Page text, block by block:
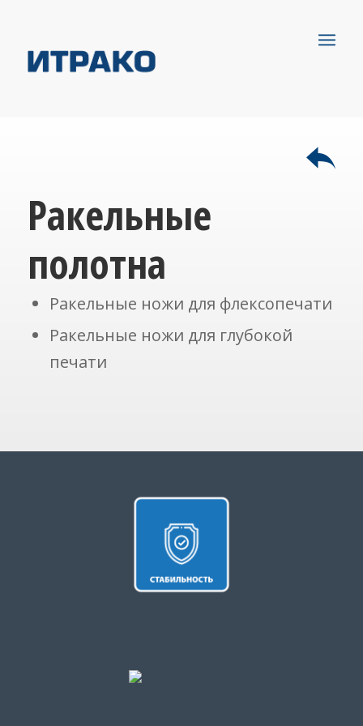
Ракельные
полотна
Ракельные ножи для флексопечати
Ракельные ножи для глубокой
печати